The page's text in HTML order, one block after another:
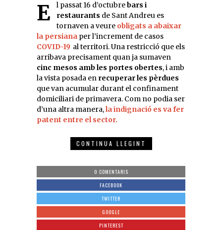
El passat 16 d’octubrebars i
restaurants de Sant Andreu es
tornaven a veure obligats a abaixar
la persiana per l’increment de casos
COVID-19 al territori. Una restricció que els
arribava precisament quan ja sumaven
cinc mesos amb les portes obertes, i amb
la vista posada en recuperar les pèrdues
que van acumular durant el confinament
domiciliari de primavera. Com no podia ser
d’una altra manera,la indignació es va fer
patent entre el sector.
CONTINUA LLEGINT
0 COMENTARIS
FACEBOOK
TWITTER
GOOGLE
PINTEREST